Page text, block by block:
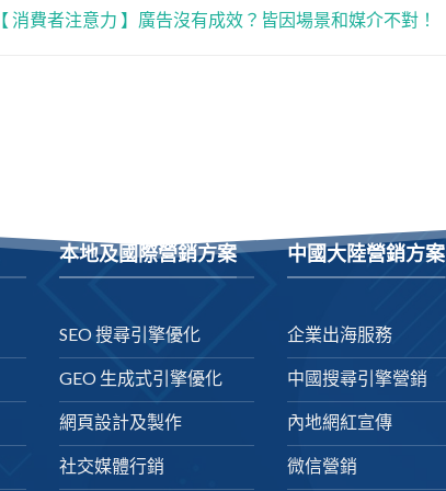
【 消費者注意力 】廣告沒有成效？皆因場景和媒介不對！
本地及國際營銷方案
SEO 搜尋引擎優化
GEO 生成式引擎優化
網頁設計及製作
社交媒體行銷
中國大陸營銷方案
企業出海服務
中國搜尋引擎營銷
內地網紅宣傳
微信營銷